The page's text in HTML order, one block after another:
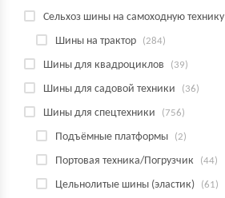
Сельхоз шины на самоходную технику
Шины на трактор (284)
Шины для квадроциклов (39)
Шины для садовой техники (36)
Шины для спецтехники (756)
Подъёмные платформы (2)
Портовая техника/Погрузчик (44)
Цельнолитые шины (эластик) (61)